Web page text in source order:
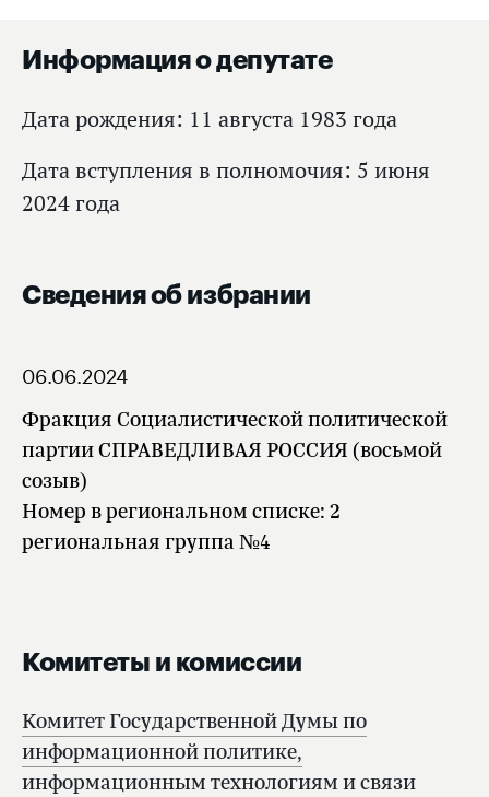
Информация о депутате
Дата рождения: 11 августа 1983 года
Дата вступления в полномочия: 5 июня
2024 года
Сведения об избрании
06.06.2024
Фракция Социалистической политической
партии СПРАВЕДЛИВАЯ РОССИЯ (восьмой
созыв)
Номер в региональном списке: 2
региональная группа №4
Комитеты и комиссии
Комитет Государственной Думы по
информационной политике,
информационным технологиям и связи